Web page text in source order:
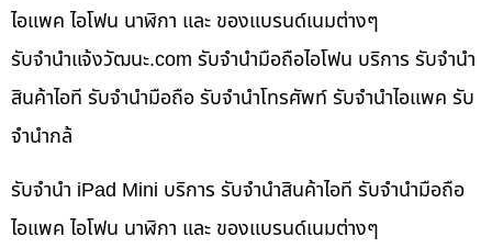
ไอแพค ไอโฟน นาฬิกา และ ของแบรนด์เนมต่างๆ
รับจํานําแจ้งวัฒนะ.com รับจำนำมือถือไอโฟน บริการ รับจำนำ
สินค้าไอที รับจำนำมือถือ รับจำนำโทรศัพท์ รับจำนำไอแพค รับ
จำนำกล้
รับจำนำ iPad Mini บริการ รับจำนำสินค้าไอที รับจำนำมือถือ
ไอแพค ไอโฟน นาฬิกา และ ของแบรนด์เนมต่างๆ